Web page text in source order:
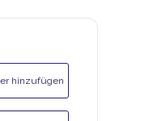
hinzufügen